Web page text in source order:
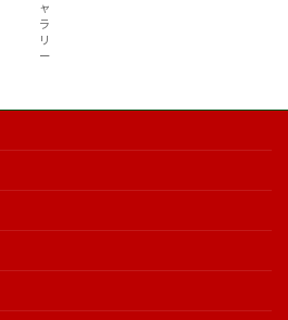
ャ
ラ
リ
ー